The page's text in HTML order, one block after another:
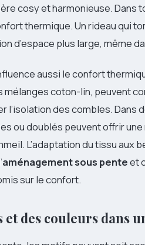
cosy et harmonieuse. Dans
thermique. Un rideau qui
d’espace plus large, même
aussi le confort
mélanges coton-lin, peuvent
l’isolation des combles. Dans
ou doublés peuvent offrir
L’adaptation du tissu aux
aménagement sous penteet
sur le confort.
des couleurs dans